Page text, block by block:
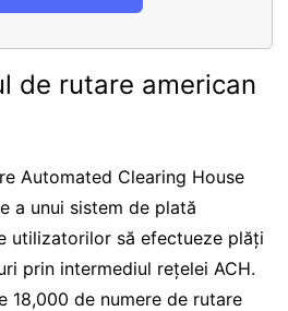
de rutare american
Automated Clearing House
a unui sistem de plată
utilizatorilor să efectueze plăți
prin intermediul rețelei ACH.
18,000 de numere de rutare